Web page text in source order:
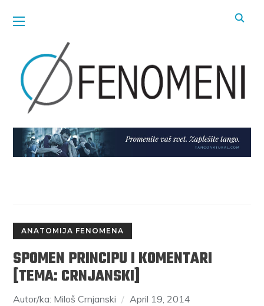
ANATOMIJA FENOMENA
SPOMEN PRINCIPU I KOMENTARI
[TEMA: CRNJANSKI]
Autor/ka: Miloš Crnjanski April 19, 2014